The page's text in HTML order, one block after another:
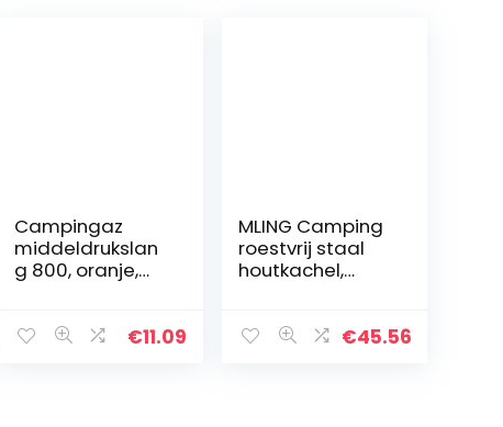
Campingaz
middeldrukslan
g 800, oranje,
€11.09
MLING Camping
roestvrij staal
houtkachel,
vreugdevuur Pit,
€45.56